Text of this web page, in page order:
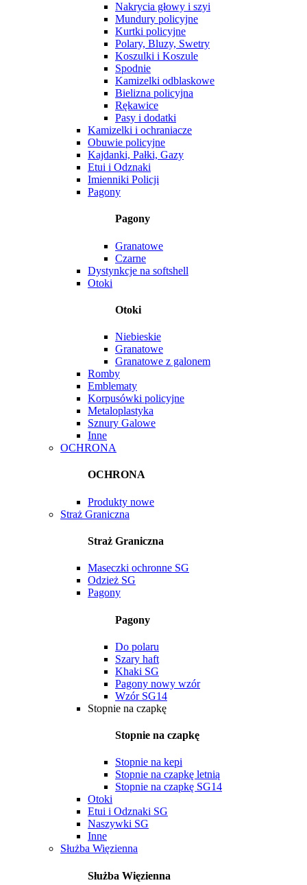
Nakrycia głowy i szyi
Mundury policyjne
Kurtki policyjne
Polary, Bluzy, Swetry
Koszulki i Koszule
Spodnie
Kamizelki odblaskowe
Bielizna policyjna
Rękawice
Pasy i dodatki
Kamizelki i ochraniacze
Obuwie policyjne
Kajdanki, Pałki, Gazy
Etui i Odznaki
Imienniki Policji
Pagony
Pagony
Granatowe
Czarne
Dystynkcje na softshell
Otoki
Otoki
Niebieskie
Granatowe
Granatowe z galonem
Romby
Emblematy
Korpusówki policyjne
Metaloplastyka
Sznury Galowe
Inne
OCHRONA
OCHRONA
Produkty nowe
Straż Graniczna
Straż Graniczna
Maseczki ochronne SG
Odzież SG
Pagony
Pagony
Do polaru
Szary haft
Khaki SG
Pagony nowy wzór
Wzór SG14
Stopnie na czapkę
Stopnie na czapkę
Stopnie na kepi
Stopnie na czapkę letnią
Stopnie na czapkę SG14
Otoki
Etui i Odznaki SG
Naszywki SG
Inne
Służba Więzienna
Służba Więzienna